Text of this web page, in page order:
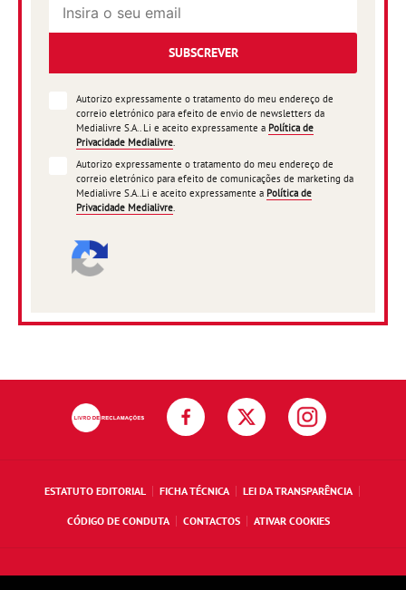
SUBSCREVER
Autorizo expressamente o tratamento do meu endereço de
correio eletrónico para efeito de envio de newsletters da
Medialivre S.A.. Li e aceito expressamente a Política de
Privacidade Medialivre.
Autorizo expressamente o tratamento do meu endereço de
correio eletrónico para efeito de comunicações de marketing da
Medialivre S.A..Li e aceito expressamente a Política de
Privacidade Medialivre.
ESTATUTO EDITORIAL FICHA TÉCNICA LEI DA TRANSPARÊNCIA
CÓDIGO DE CONDUTA CONTACTOS ATIVAR COOKIES